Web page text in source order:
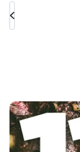
Nawigacja
wpisu